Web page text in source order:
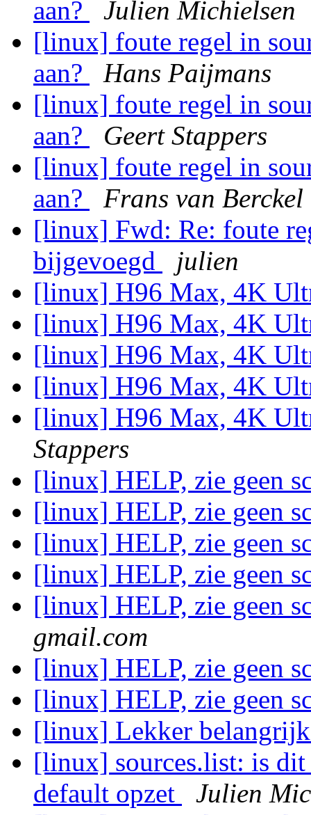
aan?
Julien Michielsen
[linux] foute regel in
aan?
Hans Paijmans
[linux] foute regel in
aan?
Geert Stappers
[linux] foute regel in
aan?
Frans van Berckel
[linux] Fwd: Re: foute
bijgevoegd
julien
[linux] H96 Max, 4K
[linux] H96 Max, 4K
[linux] H96 Max, 4K
[linux] H96 Max, 4K
[linux] H96 Max, 4K
Stappers
[linux] HELP, zie geen
[linux] HELP, zie geen
[linux] HELP, zie geen
[linux] HELP, zie geen
[linux] HELP, zie geen
gmail.com
[linux] HELP, zie geen
[linux] HELP, zie geen
[linux] Lekker
[linux] sources.list: is dit
default opzet
Julien